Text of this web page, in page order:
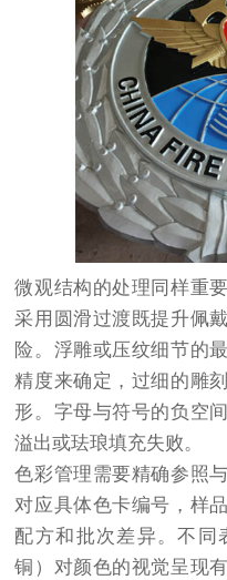
微观结构的处理同样重
采用圆滑过渡既提升佩
险。浮雕或压纹细节的
精度来确定，过细的雕
形。字母与符号的负空
溢出或珐琅填充失败。
色彩管理需要精确参照
对应具体色卡编号，样
配方和批次差异。不同
铜）对颜色的视觉呈现